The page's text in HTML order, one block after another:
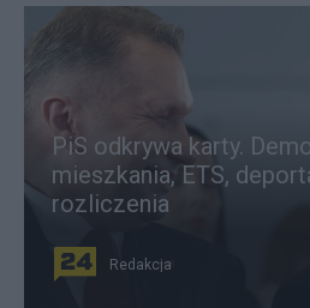
PiS odkrywa karty.
mieszkania, ETS,
rozliczenia
Redakcja